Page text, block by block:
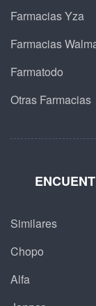
Farmacias Yza
Farmacias
Farmatodo
Otras Farmacias
Similares
Chopo
Alfa